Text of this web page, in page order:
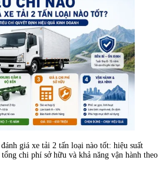
giá xe tải 2 tấn loại nào tốt: hiệu suất
chi phí sở hữu và khả năng vận hành theo